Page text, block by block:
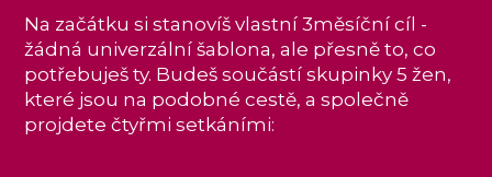
Na začátku si stanovíš vlastní 3měsíční cíl -
žádná univerzální šablona, ale přesně to, co
potřebuješ ty. Budeš součástí skupinky 5 žen,
které jsou na podobné cestě, a společně
projdete čtyřmi setkáními: